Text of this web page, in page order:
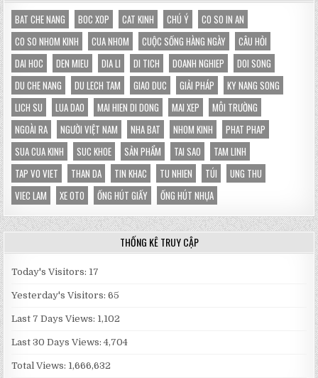
LỘC
BỊ
CHẶN
ĐỨNG
HOÀN
TOÀN
BAT CHE NANG BOC XOP CAT KINH CHÚ Ý
CO SO IN AN
CO SO NHOM KINH
CUA NHOM CUỘC SỐNG HÀNG NGÀY
CÂU HỎI
DAI HOC
DEN MIEU DIA LI DI TICH DOANH NGHIEP
DOI SONG
DU CHE NANG
DU LECH TAM GIAO DUC GIẢI PHÁP
KY NANG SONG
LICH SU
LUA DAO MAI HIEN DI DONG MAI XEP
MÔI TRƯỜNG
NGOÀI RA
NGƯỜI VIỆT NAM NHA BAT NHOM KINH
PHAT PHAP
SUA CUA KINH
SUC KHOE SẢN PHẨM TAI SAO
TAM LINH
TAP VO VIET
THAN DA TIN KHAC TU NHIEN TÚI
UNG THU
VIEC LAM
XE OTO ỐNG HÚT GIẤY ỐNG HÚT NHỰA
THỐNG KÊ TRUY CẬP
Today's Visitors: 17
Yesterday's Visitors:65
Last 7 Days Views: 1,102
Last 30 Days Views:4,704
Total Views: 1,666,632